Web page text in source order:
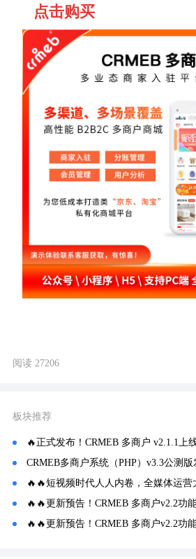
点击购买
阅读 27206
板块推荐
🔥正式发布！CRMEB 多商户 v2.1.1上
CRMEB多商户系统（PHP）v3.3公测版
🔥🔥短视频时代人人内卷，全媒体运营
🔥🔥更新预告！CRMEB 多商户v2.2功
🔥🔥更新预告！CRMEB 多商户v2.2功